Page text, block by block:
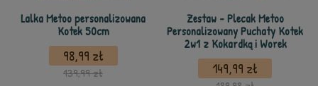
Lalka Metoo personalizowana
Kotek 50cm
98,99 zł
139,99 zł
Zestaw - Plecak Metoo
Personalizowany Puchaty Kotek
2w1 z Kokardką i Worek
149,99 zł